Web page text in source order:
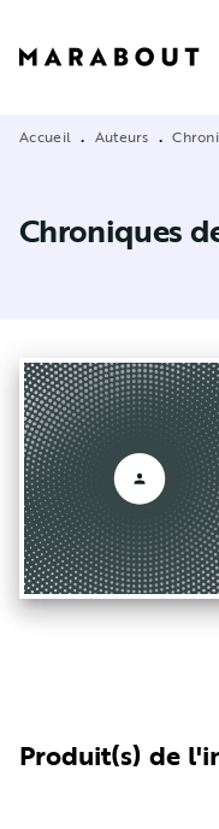
Accueil • Auteurs •
Chroniques
Produit(s) de